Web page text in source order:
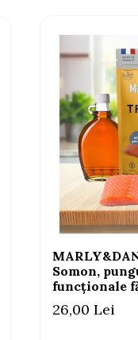
Somon,
funcționale
100g
26,00 Lei